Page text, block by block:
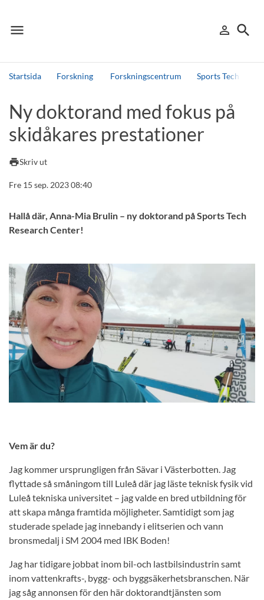
menu
Meny person_outline
Logga in
search
Sök
Startsida Forskning Forskningscentrum Sports Tech
Andra söktjänster
Detta är vår testmiljö - endast testdata
Ny doktorand med fokus på
skidåkares prestationer
printSkriv ut
Fre 15 sep. 2023 08:40
Hallå där, Anna-Mia Brulin – ny doktorand på Sports Tech
Research Center!
Vem är du?
Jag kommer ursprungligen från Sävar i Västerbotten. Jag
flyttade så småningom till Luleå där jag läste teknisk fysik vid
Luleå tekniska universitet – jag valde en bred utbildning för
att skapa många framtida möjligheter. Samtidigt som jag
studerade spelade jag innebandy i elitserien och vann
bronsmedalj i SM 2004 med IBK Boden!
Jag har tidigare jobbat inom bil-och lastbilsindustrin samt
inom vattenkrafts-, bygg- och byggsäkerhetsbranschen. När
jag såg annonsen för den här doktorandtjänsten som